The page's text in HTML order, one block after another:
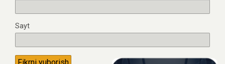
Sayt